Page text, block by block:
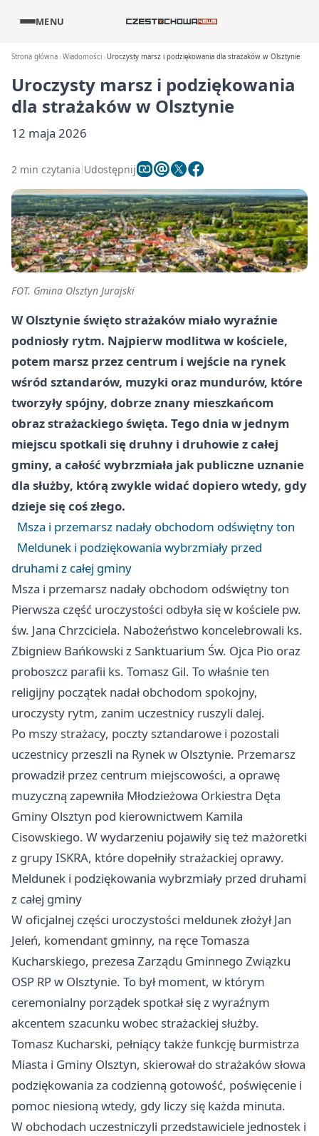
MENU
Strona główna Wiadomości Uroczysty marsz i podziękowania dla strażaków w Olsztynie
Uroczysty marsz i podziękowania
dla strażaków w Olsztynie
12 maja 2026
2 min czytania Udostępnij
FOT. Gmina Olsztyn Jurajski
W Olsztynie święto strażaków miało wyraźnie
podniosły rytm. Najpierw modlitwa w kościele,
potem marsz przez centrum i wejście na rynek
wśród sztandarów, muzyki oraz mundurów, które
tworzyły spójny, dobrze znany mieszkańcom
obraz strażackiego święta. Tego dnia w jednym
miejscu spotkali się druhny i druhowie z całej
gminy, a całość wybrzmiała jak publiczne uznanie
dla służby, którą zwykle widać dopiero wtedy, gdy
dzieje się coś złego.
Msza i przemarsz nadały obchodom odświętny ton
Meldunek i podziękowania wybrzmiały przed
druhami z całej gminy
Msza i przemarsz nadały obchodom odświętny ton
Pierwsza część uroczystości odbyła się w kościele pw.
św. Jana Chrzciciela. Nabożeństwo koncelebrowali ks.
Zbigniew Bańkowski z Sanktuarium Św. Ojca Pio oraz
proboszcz parafii ks. Tomasz Gil. To właśnie ten
religijny początek nadał obchodom spokojny,
uroczysty rytm, zanim uczestnicy ruszyli dalej.
Po mszy strażacy, poczty sztandarowe i pozostali
uczestnicy przeszli na Rynek w Olsztynie. Przemarsz
prowadził przez centrum miejscowości, a oprawę
muzyczną zapewniła Młodzieżowa Orkiestra Dęta
Gminy Olsztyn pod kierownictwem Kamila
Cisowskiego. W wydarzeniu pojawiły się też mażoretki
z grupy ISKRA, które dopełniły strażackiej oprawy.
Meldunek i podziękowania wybrzmiały przed druhami
z całej gminy
W oficjalnej części uroczystości meldunek złożył Jan
Jeleń, komendant gminny, na ręce Tomasza
Kucharskiego, prezesa Zarządu Gminnego Związku
OSP RP w Olsztynie. To był moment, w którym
ceremonialny porządek spotkał się z wyraźnym
akcentem szacunku wobec strażackiej służby.
Tomasz Kucharski, pełniący także funkcję burmistrza
Miasta i Gminy Olsztyn, skierował do strażaków słowa
podziękowania za codzienną gotowość, poświęcenie i
pomoc niesioną wtedy, gdy liczy się każda minuta.
W obchodach uczestniczyli przedstawiciele jednostek i